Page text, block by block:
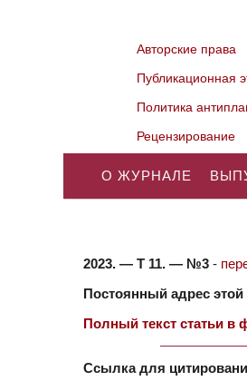
Авторские права
Публикационная
Политика
Рецензирование
О ЖУРНАЛЕ
2023. — Т 11. — №3 -
Постоянный адрес
Полный текст статьи в
Ссылка для